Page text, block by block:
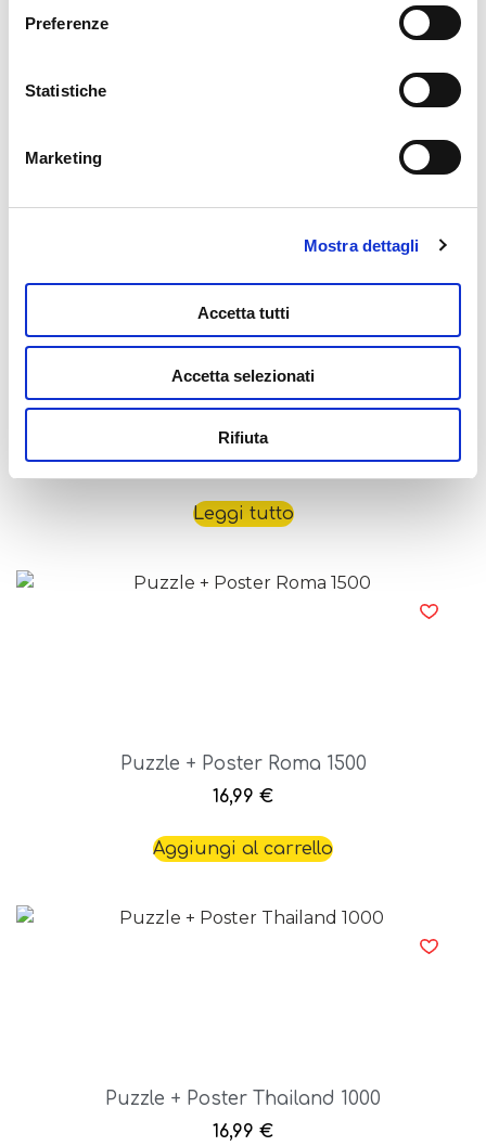
modificare i tuoi consensi anche cliccando sul simbolo
della graffetta presente su ogni pagina
Preferenze
Statistiche
Marketing
Mostra dettagli
Accetta tutti
Accetta selezionati
Rifiuta
Puzzle + Poster Paris 500
6,99€
Leggi tutto
Puzzle + Poster Roma 1500
16,99 €
Aggiungi al carrello
Puzzle + Poster Thailand 1000
16,99 €